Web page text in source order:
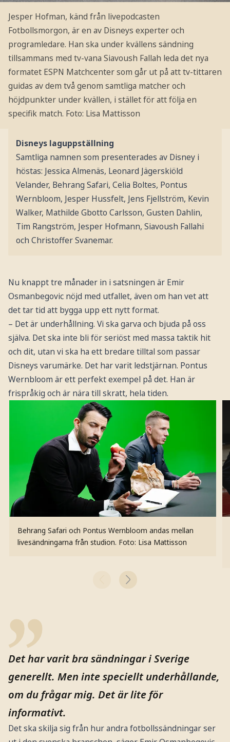
Jesper Hofman, känd från livepodcasten
Fotbollsmorgon, är en av Disneys experter och
programledare. Han ska under kvällens sändning
tillsammans med tv-vana Siavoush Fallah leda det nya
formatet ESPN Matchcenter som går ut på att tv-tittaren
guidas av dem två genom samtliga matcher och
höjdpunkter under kvällen, i stället för att följa en
specifik match. Foto: Lisa Mattisson
Disneys laguppställning
Samtliga namnen som presenterades av Disney i
höstas: Jessica Almenäs, Leonard Jägerskiöld
Velander, Behrang Safari, Celia Boltes, Pontus
Wernbloom, Jesper Hussfelt, Jens Fjellström, Kevin
Walker, Mathilde Gbotto Carlsson, Gusten Dahlin,
Tim Rangström, Jesper Hofmann, Siavoush Fallahi
och Christoffer Svanemar.
Nu knappt tre månader in i satsningen är Emir
Osmanbegovic nöjd med utfallet, även om han vet att
det tar tid att bygga upp ett nytt format.
– Det är underhållning. Vi ska garva och bjuda på oss
själva. Det ska inte bli för seriöst med massa taktik hit
och dit, utan vi ska ha ett bredare tilltal som passar
Disneys varumärke. Det har varit ledstjärnan. Pontus
Wernbloom är ett perfekt exempel på det. Han är
frispråkig och är nära till skratt, hela tiden.
Behrang Safari och Pontus Wernbloom andas mellan
livesändningarna från studion. Foto: Lisa Mattisson
Det har varit bra sändningar i Sverige
generellt. Men inte speciellt underhållande,
om du frågar mig. Det är lite för
informativt.
Det ska skilja sig från hur andra fotbollssändningar ser